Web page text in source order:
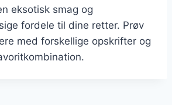
eksotisk smag og
fordele til dine retter. Prøv
med forskellige opskrifter og